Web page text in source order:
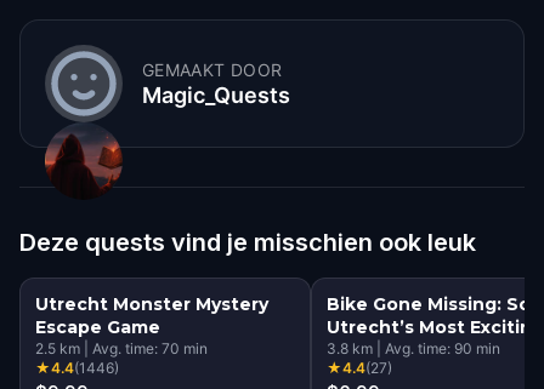
GEMAAKT DOOR
Magic_Quests
Deze quests vind je misschien ook leuk
Utrecht Monster Mystery
Escape Game
2.5 km Avg. time: 70 min
★4.4(1446)
Bike Gone Missing:
Utrecht’s Most Exciting
Mystery
3.8 km Avg. time: 90 min
★4.4(27)